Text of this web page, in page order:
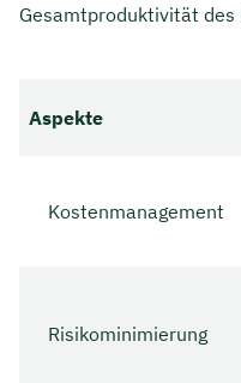
Gesamtproduktivität des
Aspekte
Kostenmanagement
Risikominimierung